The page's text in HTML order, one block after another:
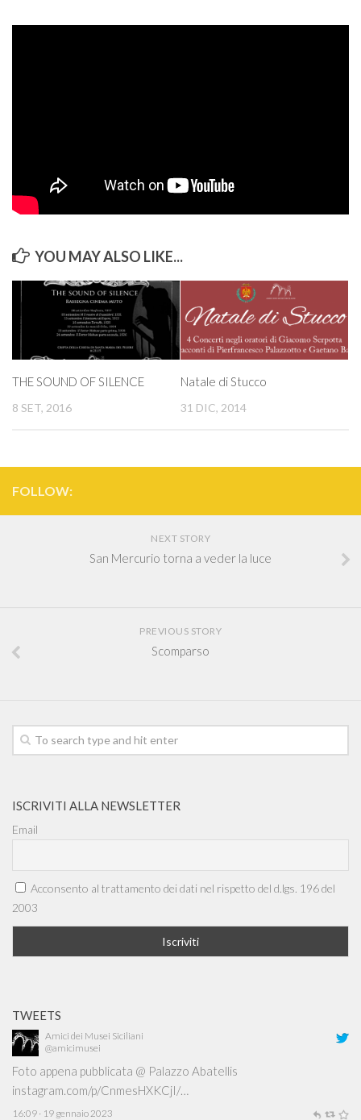
ART STUDIO VISIT
Contattaci
Info
YOU MAY ALSO LIKE...
THE SOUND OF SILENCE
8 SET, 2016
Natale di Stucco
31 DIC, 2014
FOLLOW:
NEXT STORY
San Mercurio torna a veder la luce
PREVIOUS STORY
Scomparso
ISCRIVITI ALLA NEWSLETTER
Email
Acconsento al trattamento dei dati nel rispetto del d.lgs. 196 del
2003
TWEETS
Amici dei Musei Siciliani
@amicimusei
Foto appena pubblicata @ Palazzo Abatellis
instagram.com/p/CnmesHXKCjI/…
16:09 · 19 gennaio 2023